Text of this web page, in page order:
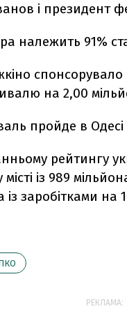
і президент
належить 91%
на 2,00
пройде в
рейтингу
із 989
із заробітками на
РЕКЛАМА: